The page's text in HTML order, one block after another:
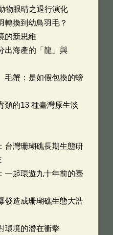
物眼晴之退行演化
轉換到幼鳥羽毛？
的新思維
出海產的「龍」與
毛蟹：是如假包換的螃
類的13 種臺灣原生淡
台灣珊瑚礁長期生態研
一起環遊九十年前的臺
發造成珊瑚礁生態大浩
環境的潛在衝擊